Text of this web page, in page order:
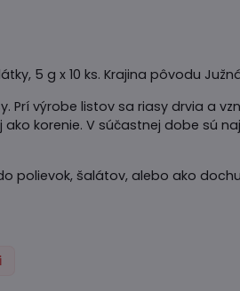
5 g x 10 ks. Krajina pôvodu
Prí výrobe listov sa riasy drvia a
korenie. V súčastnej dobe sú
polievok, šalátov, alebo ako